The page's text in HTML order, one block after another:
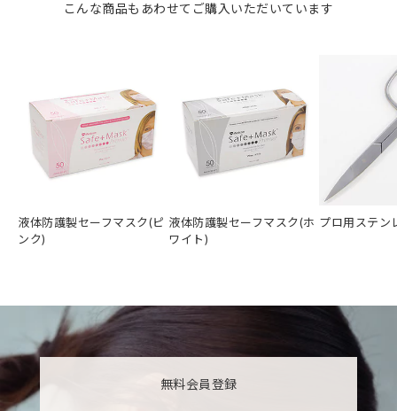
こんな商品もあわせてご購入いただいています
液体防護製セーフマスク(ピ
ンク)
液体防護製セーフマスク(ホ
ワイト)
プロ用ステン
無料会員登録